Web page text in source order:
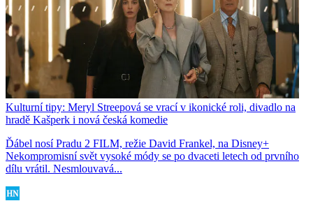
Kulturní tipy: Meryl Streepová se vrací v ikonické roli, divadlo na
hradě Kašperk i nová česká komedie
Ďábel nosí Pradu 2 FILM, režie David Frankel, na Disney+
Nekompromisní svět vysoké módy se po dvaceti letech od prvního
dílu vrátil. Nesmlouvavá...